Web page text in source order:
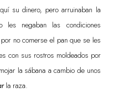
su dinero, pero arruinaban la
les negaban las condiciones
no comerse el pan que se les
con sus rostros moldeados por
la sábana a cambio de unos
la raza.